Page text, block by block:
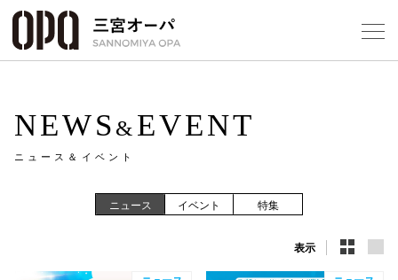
NEWS & EVENT
ニュース＆イベント
ニュース イベント 特集
表示 レスト